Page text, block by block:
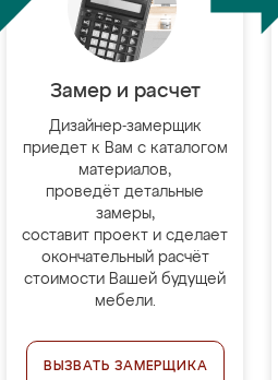
Замер и расчет
Дизайнер-замерщик
приедет к Вам с каталогом
материалов,
проведёт детальные
замеры,
составит проект и сделает
окончательный расчёт
стоимости Вашей будущей
мебели.
ВЫЗВАТЬ ЗАМЕРЩИКА